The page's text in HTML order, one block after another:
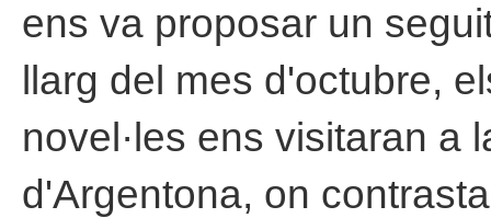
ens va proposar un
llarg del mes d'octubre,
novel·les ens visitaran a
d'Argentona, on